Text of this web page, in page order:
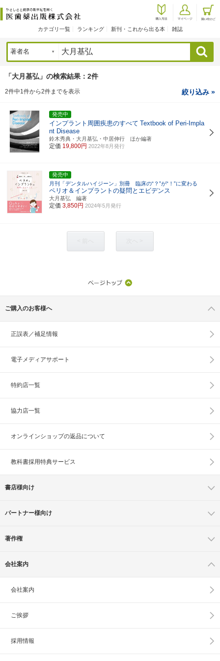
カテゴリ一覧 ランキング 新刊・これから出る本 雑誌
検索
「大月基弘」の検索結果：2件
2件中1件から2件までを表示 絞り込み »
発売中
インプラント周囲疾患のすべて Textbook of Peri-Impla
nt Disease
鈴木秀典・大月基弘・中居伸行 ほか編著
定価 19,800円 2022年8月発行
発売中
月刊「デンタルハイジーン」別冊 臨床の“？”が“！”に変わる
ペリオ＆インプラントの疑問とエビデンス
大月基弘 編著
定価 3,850円 2024年5月発行
ご購入のお客様へ
正誤表／補足情報
電子メディアサポート
特約店一覧
協力店一覧
オンラインショップの返品について
教科書採用特典サービス
書店様向け
パートナー様向け
著作権
会社案内
会社案内
ご挨拶
採用情報